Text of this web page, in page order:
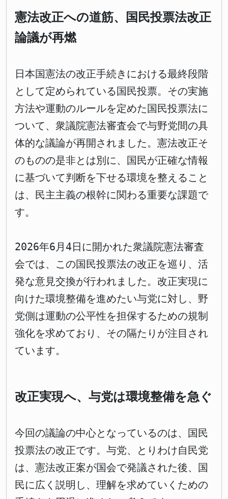
憲法改正への道筋、国民投票法改正
論議が再燃
日本国憲法の改正手続きにおける最終段階
として定められている国民投票。その実施
方法や運動のルールを定めた国民投票法に
ついて、衆議院憲法審査会で与野党間の具
体的な議論が再開されました。憲法改正そ
のものの是非とは別に、国民が正確な情報
に基づいて判断を下せる環境を整えること
は、民主主義の根幹に関わる重要な課題で
す。
2026年6月4日に開かれた衆議院憲法審査
会では、この国民投票法の改正を巡り、活
発な意見交換が行われました。改正実現に
向けた環境整備を進めたい与党に対し、野
党側は運動の公平性を担保するための規制
強化を求めており、その隔たりが注目され
ています。
改正実現へ、与党は環境整備を急ぐ
今回の議論の中心となっているのは、国民
投票法の改正です。与党、とりわけ自民党
は、憲法改正案が国会で発議された後、国
民に広く説明し、理解を求めていくための